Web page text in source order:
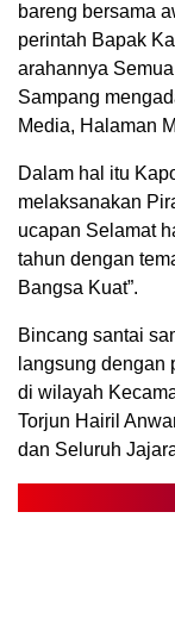
bareng bersama
perintah Bapak
arahannya
Sampang
Media, Halaman
Dalam hal itu
melaksanakan
ucapan Selamat
tahun dengan
Bangsa Kuat”.
Bincang santai
langsung dengan
di wilayah
Torjun Hairil
dan Seluruh